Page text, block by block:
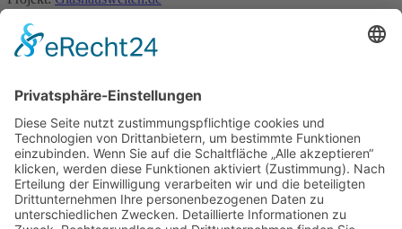
Mobile Menu Toggle
Excel
Outlook
Powerpoint
Allgemein
Künstliche Intelligenz
Gemini
ChatGPT
Windows 11 Tipps Tricks